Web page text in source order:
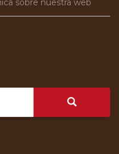
sobre nuestra web